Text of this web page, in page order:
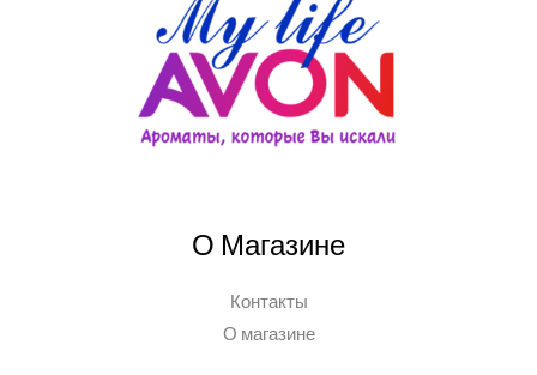
О Магазине
Контакты
О магазине